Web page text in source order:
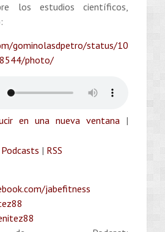
los estudios científicos,
gominolasdpetro/status/10
photo/
en una nueva ventana |
| RSS
jabefitness